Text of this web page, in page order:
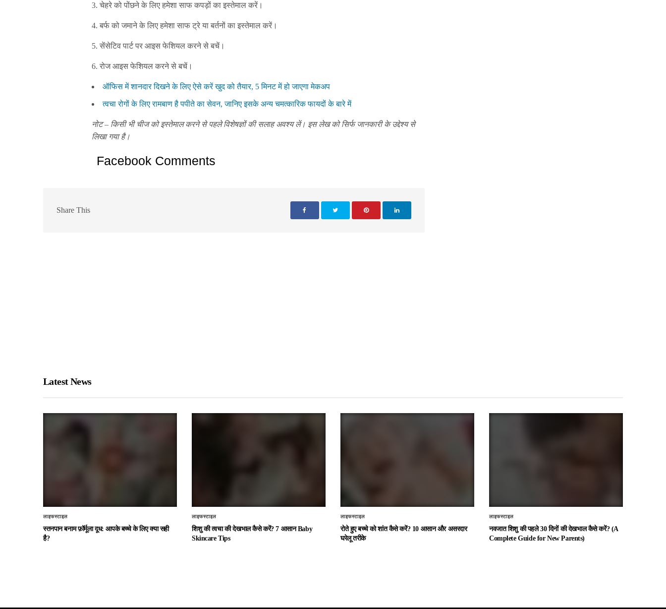
3. चेहरे को पोंछने के लिए हमेशा साफ कपड़ों का इस्तेमाल करें।
4. बर्फ को जमाने के लिए हमेशा साफ ट्रे या बर्तनों का इस्तेमाल करें।
5. सेंसेटिव पार्ट पर आइस फेशियल करने से बचें।
6. रोज आइस फेशियल करने से बचें।
ऑफिस में शानदार दिखने के लिए ऐसे करें खुद को तैयार, 5 मिनट में हो जाएगा मेकअप
त्वचा रोगों के लिए रामबाण है पपीते का सेवन, जानिए इसके अन्य चमत्कारिक फायदों के बारे में
नोट – किसी भी चीज को इस्तेमाल करने से पहले विशेषज्ञों की सलाह अवश्य लें। इस लेख को सिर्फ जानकारी के उद्देश्य से
लिखा गया है।
Facebook Comments
Share This
Latest News
लाइफस्टाइल
स्तनपान बनाम फ़ॉर्मूला दूध: आपके बच्चे के लिए क्या सही
है?
लाइफस्टाइल
शिशु की त्वचा की देखभाल कैसे करें? 7 आसान Baby
Skincare Tips
लाइफस्टाइल
रोते हुए बच्चे को शांत कैसे करें? 10 आसान और असरदार
घरेलू तरीके
लाइफस्टाइल
नवजात शिशु की पहले 30 दिनों की देखभाल कैसे करें? (A
Complete Guide for New Parents)